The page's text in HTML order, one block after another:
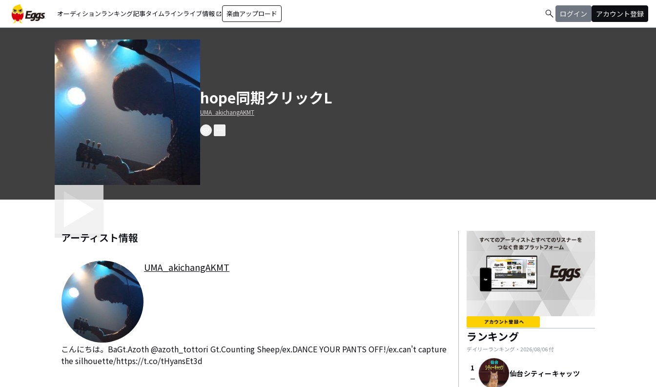
オーディションランキング記事タイムラインライブ情報 open_in_new 楽曲アップロード search ログイン アカウント登録
hope同期クリックL
UMA_akichangAKMT
アーティスト情報
UMA_akichangAKMT
こんにちは。BaGt.Azoth @azoth_tottori Gt.Counting Sheep/ex.DANCE YOUR PANTS OFF!/ex.can't capture
the silhouette/https://t.co/tHyansEt3d
ランキング
デイリーランキング・ 2026/08/06付
1
check_indeterminate_small 仙台シティーキャッツ